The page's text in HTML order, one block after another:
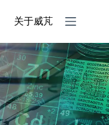
关于威芃